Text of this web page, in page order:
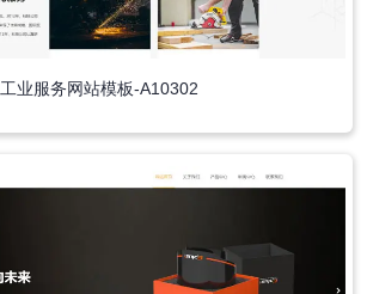
工业服务网站模板-A10302